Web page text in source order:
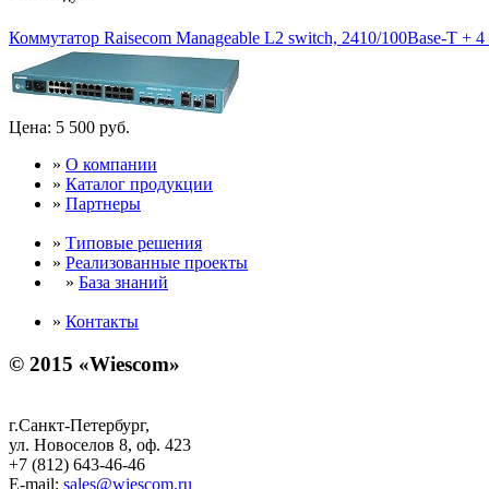
Коммутатор Raisecom Manageable L2 switch, 2410/100Base-T +
Цена: 5 500 руб.
» О компании
» Каталог продукции
» Партнеры
» Типовые решения
» Реализованные проекты
» База знаний
» Контакты
© 2015 «Wiescom»
г.Санкт-Петербург,
ул. Новоселов 8, оф. 423
+7 (812) 643-46-46
E-mail: sales@wiescom.ru